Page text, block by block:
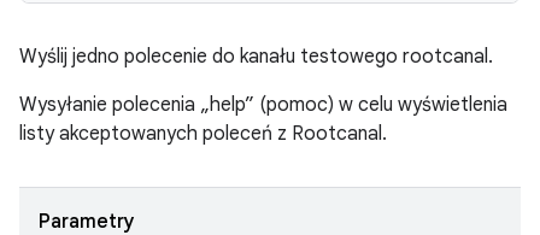
Wyślij jedno polecenie do kanału testowego rootcanal.
Wysyłanie polecenia „help” (pomoc) w celu wyświetlenia
listy akceptowanych poleceń z Rootcanal.
Parametry